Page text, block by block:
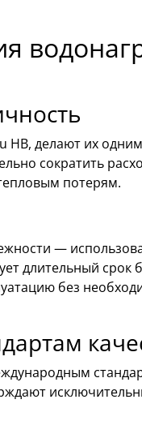
делают их
сократить
потерям.
—
длительный срок
без